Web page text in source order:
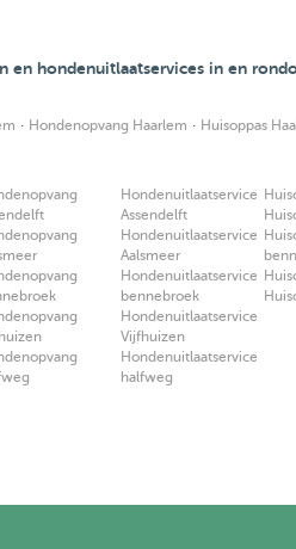
en hondenuitlaatservices in en
· Hondenopvang Haarlem · Huisoppas
Hondenuitlaatservice
Assendelft
Hondenuitlaatservice
Aalsmeer
Hondenuitlaatservice
bennebroek
Hondenuitlaatservice
Vijfhuizen
Hondenuitlaatservice
halfweg